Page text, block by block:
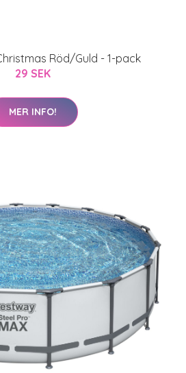
Röd/Guld - 1-pack
29 SEK
MER INFO!